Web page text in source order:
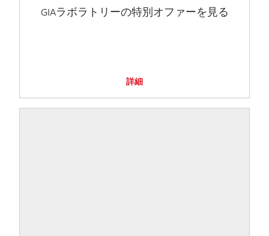
GIAラボラトリーの特別オファーを見る
詳細